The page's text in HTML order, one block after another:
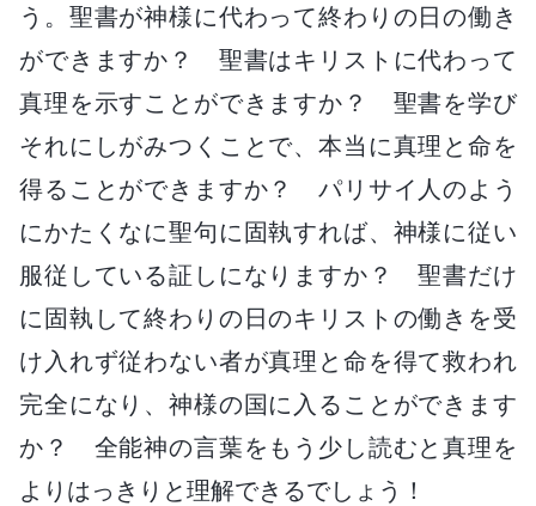
う。聖書が神様に代わって終わりの日の働き
ができますか？ 聖書はキリストに代わって
真理を示すことができますか？ 聖書を学び
それにしがみつくことで、本当に真理と命を
得ることができますか？ パリサイ人のよう
にかたくなに聖句に固執すれば、神様に従い
服従している証しになりますか？ 聖書だけ
に固執して終わりの日のキリストの働きを受
け入れず従わない者が真理と命を得て救われ
完全になり、神様の国に入ることができます
か？ 全能神の言葉をもう少し読むと真理を
よりはっきりと理解できるでしょう！